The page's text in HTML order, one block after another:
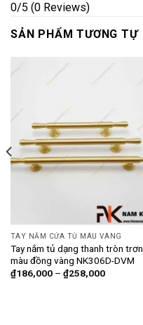
0/5 (0 Reviews)
SẢN PHẨM TƯƠNG TỰ
TAY NẮM CỬA TỦ MÀU VÀNG
Tay nắm tủ dạng thanh tròn trơn
màu đồng vàng NK306D-DVM
₫186,000– ₫258,000